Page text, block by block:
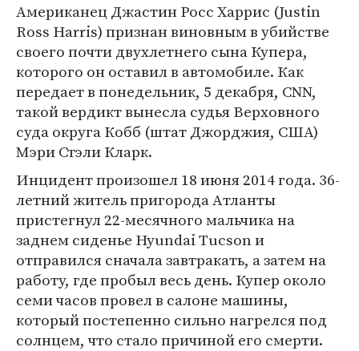
Американец Джастин Росс Харрис (Justin
Ross Harris) признан виновным в убийстве
своего почти двухлетнего сына Купера,
которого он оставил в автомобиле. Как
передает в понедельник, 5 декабря, CNN,
такой вердикт вынесла судья Верховного
суда округа Кобб (штат Джорджия, США)
Мэри Стэли Кларк.
Инцидент произошел 18 июня 2014 года. 36-
летний житель пригорода Атланты
пристегнул 22-месячного мальчика на
заднем сиденье Hyundai Tucson и
отправился сначала завтракать, а затем на
работу, где пробыл весь день. Купер около
семи часов провел в салоне машины,
который постепенно сильно нагрелся под
солнцем, что стало причиной его смерти.